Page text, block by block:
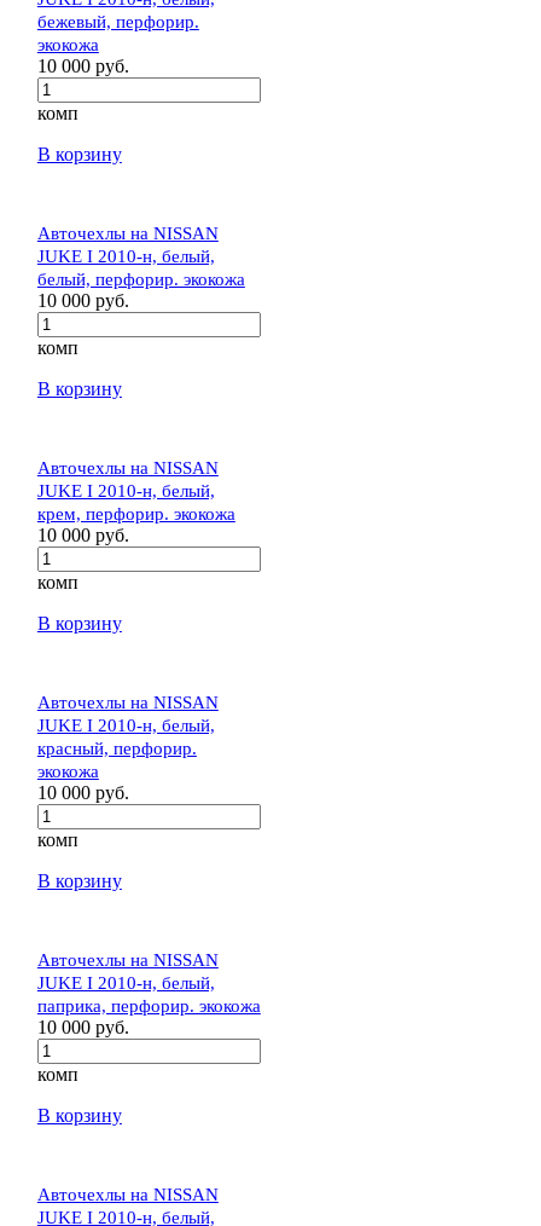
бежевый, перфорир.
экокожа
10 000 руб.
комп
В корзину
Авточехлы на NISSAN
JUKE I 2010-н, белый,
белый, перфорир. экокожа
10 000 руб.
комп
В корзину
Авточехлы на NISSAN
JUKE I 2010-н, белый,
крем, перфорир. экокожа
10 000 руб.
комп
В корзину
Авточехлы на NISSAN
JUKE I 2010-н, белый,
красный, перфорир.
экокожа
10 000 руб.
комп
В корзину
Авточехлы на NISSAN
JUKE I 2010-н, белый,
паприка, перфорир. экокожа
10 000 руб.
комп
В корзину
Авточехлы на NISSAN
JUKE I 2010-н, белый,